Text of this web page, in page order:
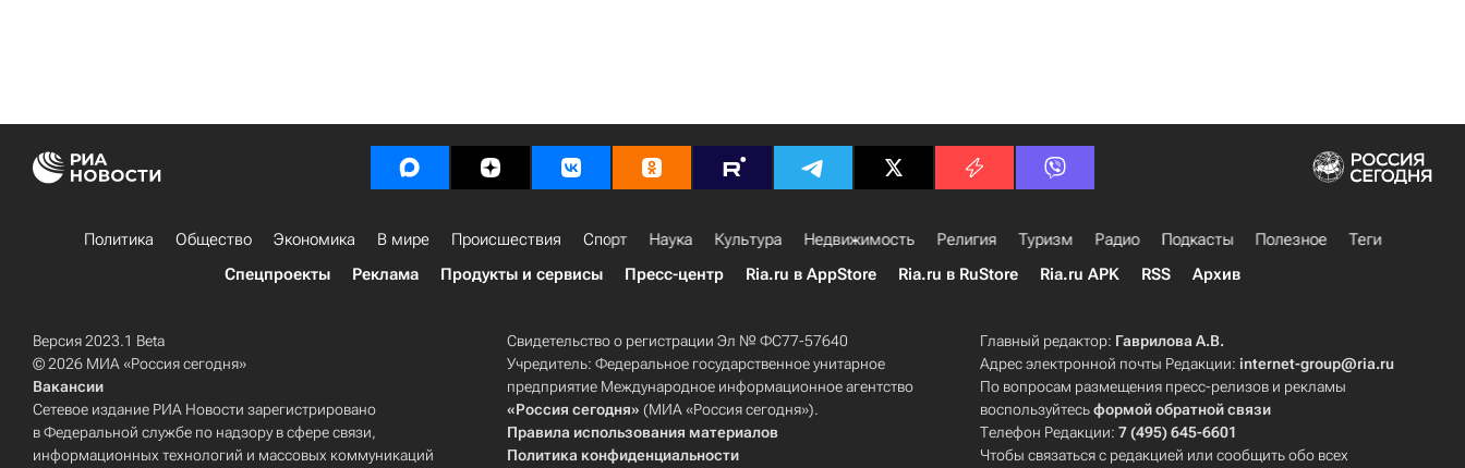
Политика Общество Экономика В мире Происшествия Спорт Наука Культура Недвижимость Религия Туризм Радио Подкасты Полезное
Теги
Спецпроекты
Реклама Продукты и сервисы Пресс-центр Ria.ru в AppStore Ria.ru в RuStore Ria.ru APK RSS Архив
Версия 2023.1 Beta
© 2026 МИА «Россия сегодня»
Вакансии
Сетевое издание РИА Новости зарегистрировано
в Федеральной службе по надзору в сфере связи,
информационных технологий и массовых коммуникаций
Свидетельство о регистрации Эл № ФС77-57640
Учредитель: Федеральное государственное унитарное
предприятие Международное информационное агентство
«Россия сегодня» (МИА «Россия сегодня»).
Правила использования материалов
Политика конфиденциальности
Главный редактор: Гаврилова А.В.
Адрес электронной почты Редакции:internet-group@ria.ru
По вопросам размещения пресс-релизов и рекламы
воспользуйтесьформой обратной связи
Телефон Редакции:7 (495) 645-6601
Чтобы связаться с редакцией или сообщить обо всех